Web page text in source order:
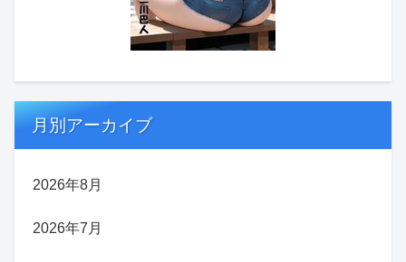
月別アーカイブ
2026年8月
2026年7月